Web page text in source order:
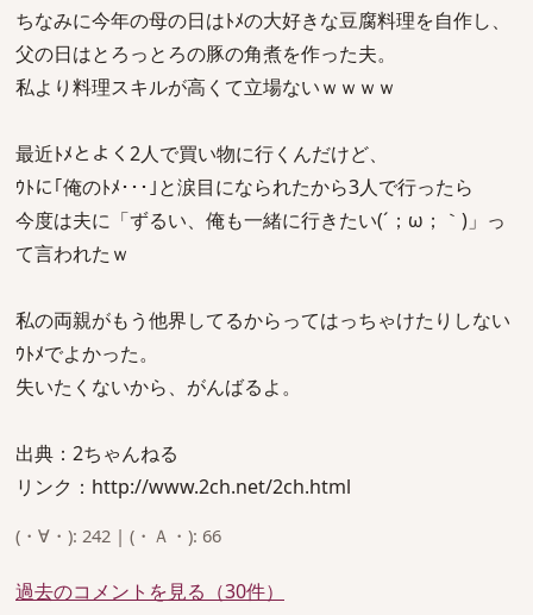
ちなみに今年の母の日はﾄﾒの大好きな豆腐料理を自作し、
父の日はとろっとろの豚の角煮を作った夫。
私より料理スキルが高くて立場ないｗｗｗｗ
最近ﾄﾒとよく2人で買い物に行くんだけど、
ｳﾄに｢俺のﾄﾒ･･･｣と涙目になられたから3人で行ったら
今度は夫に「ずるい、俺も一緒に行きたい(´；ω；｀)」っ
て言われたｗ
私の両親がもう他界してるからってはっちゃけたりしない
ｳﾄﾒでよかった。
失いたくないから、がんばるよ。
出典：2ちゃんねる
リンク：http://www.2ch.net/2ch.html
(・∀・): 242 | (・Ａ・): 66
過去のコメントを見る（30件）